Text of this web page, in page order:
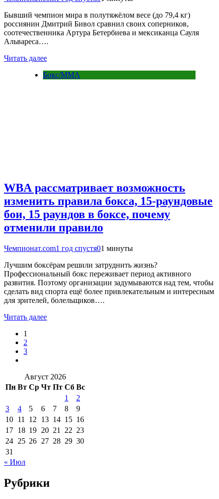
Бывший чемпион мира в полутяжёлом весе (до 79,4 кг)
россиянин Дмитрий Бивол сравнил своих соперников,
соотечественника Артура Бетербиева и мексиканца Сауля
Альвареса….
Читать далее
Бокс/MMA
WBA рассматривает возможность
изменить правила бокса, 15-раундовые
бои, 15 раундов в боксе, почему
отменили правило
Чемпионат.com1 год спустя01 минуты
Лучшим боксёрам решили затруднить жизнь?
Профессиональный бокс переживает период активного
развития. Поэтому организации задумываются над тем, чтобы
сделать вид спорта ещё более привлекательным и интересным
для зрителей, болельщиков….
Читать далее
1
2
3
Август 2026
Пн Вт Ср Чт Пт Сб Вс
1
2
3
4 5 6 7 8
9
10 11 12 13 14 15 16
17 18 19 20 21 22 23
24 25 26 27 28 29 30
31
« Июл
Рубрики